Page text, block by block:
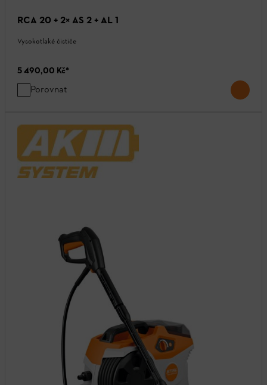
RCA 20 + 2× AS 2 + AL 1
Vysokotlaké čističe
5 490,00 Kč*
Porovnat